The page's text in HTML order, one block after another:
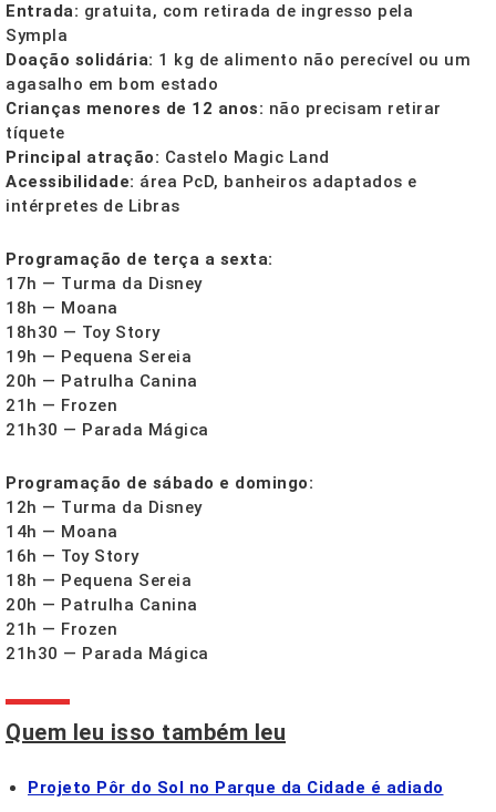
Entrada: gratuita, com retirada de ingresso pela
Sympla
Doação solidária: 1 kg de alimento não perecível ou um
agasalho em bom estado
Crianças menores de 12 anos: não precisam retirar
tíquete
Principal atração: Castelo Magic Land
Acessibilidade: área PcD, banheiros adaptados e
intérpretes de Libras
Programação de terça a sexta:
17h — Turma da Disney
18h — Moana
18h30 — Toy Story
19h — Pequena Sereia
20h — Patrulha Canina
21h — Frozen
21h30 — Parada Mágica
Programação de sábado e domingo:
12h — Turma da Disney
14h — Moana
16h — Toy Story
18h — Pequena Sereia
20h — Patrulha Canina
21h — Frozen
21h30 — Parada Mágica
Quem leu isso também leu
Projeto Pôr do Sol no Parque da Cidade é adiado